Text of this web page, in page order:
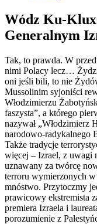
Wódz Ku-
Generalnym
Tak, to prawda. W
nimi Polacy lecz…
oni jeśli bili, to nie
Mussolinim syjoniści
Włodzimierzu
faszysta”, a którego
nazywał „Włodzimierz
narodowo-radykalnego
Także tradycje
więcej – Izrael, z uwagi
uznawany za twórcę
terroru wymierzonych
mnóstwo. Przytoczmy
prawicowy ekstremista
premiera Izraela i
porozumienie z